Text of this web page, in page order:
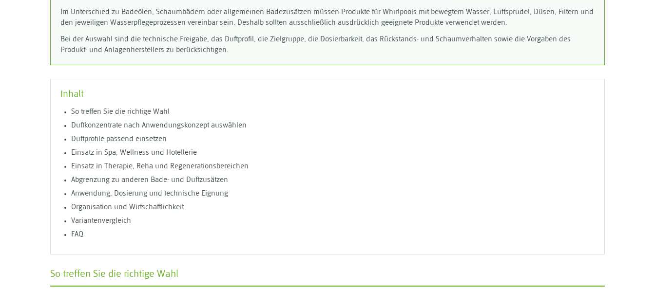
Im Unterschied zu Badeölen, Schaumbädern oder allgemeinen Badezusätzen müssen Produkte für Whirlpools mit bewegtem Wasser, Luftsprudel, Düsen, Filtern und
den jeweiligen Wasserpflegeprozessen vereinbar sein. Deshalb sollten ausschließlich ausdrücklich geeignete Produkte verwendet werden.
Bei der Auswahl sind die technische Freigabe, das Duftprofil, die Zielgruppe, die Dosierbarkeit, das Rückstands- und Schaumverhalten sowie die Vorgaben des
Produkt- und Anlagenherstellers zu berücksichtigen.
Inhalt
So treffen Sie die richtige Wahl
Duftkonzentrate nach Anwendungskonzept auswählen
Duftprofile passend einsetzen
Einsatz in Spa, Wellness und Hotellerie
Einsatz in Therapie, Reha und Regenerationsbereichen
Abgrenzung zu anderen Bade- und Duftzusätzen
Anwendung, Dosierung und technische Eignung
Organisation und Wirtschaftlichkeit
Variantenvergleich
FAQ
So treffen Sie die richtige Wahl